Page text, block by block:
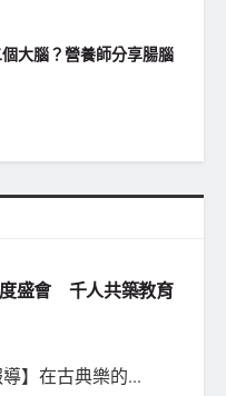
大腦？營養師分享腸腦
盛會 千人共築教育
】在古典樂的...